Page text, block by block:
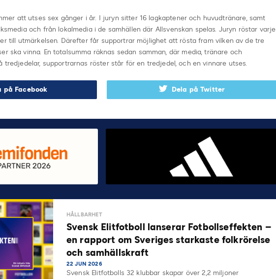
att utses sex gånger i år. I juryn sitter 16 lagkaptener och huvudtränare, samt
och från lokalmedia i de samhällen där Allsvenskan spelas. Juryn röstar varje
till utmärkelsen. Därefter får supportrar möjlighet att rösta fram vilken av de tre
ska vinna. En totalsumma räknas sedan samman, där media, tränare och
tredjedelar, supportrarnas röster står för en tredjedel, och en vinnare utses.
på Facebook Dela på Twitter
HÅLLBARHET
Svensk Elitfotboll lanserar Fotbollseffekten –
en rapport om Sveriges starkaste folkrörelse
och samhällskraft
22 JUN 2026
Svensk Elitfotbolls 32 klubbar skapar över 2,2 miljoner